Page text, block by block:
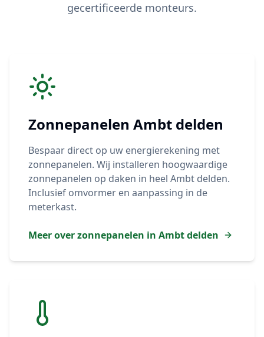
gecertificeerde monteurs.
Zonnepanelen Ambt delden
Bespaar direct op uw energierekening met
zonnepanelen. Wij installeren hoogwaardige
zonnepanelen op daken in heel Ambt delden.
Inclusief omvormer en aanpassing in de
meterkast.
Meer over zonnepanelen in Ambt delden